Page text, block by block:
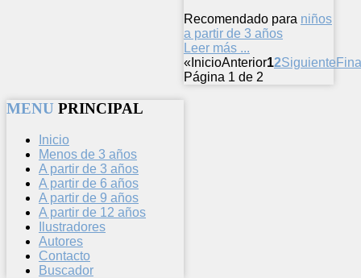
Recomendado para niños
a partir de 3 años
Leer más ...
« InicioAnterior12Siguiente
Página 1 de 2
MENU PRINCIPAL
Inicio
Menos de 3 años
A partir de 3 años
A partir de 6 años
A partir de 9 años
A partir de 12 años
Ilustradores
Autores
Contacto
Buscador